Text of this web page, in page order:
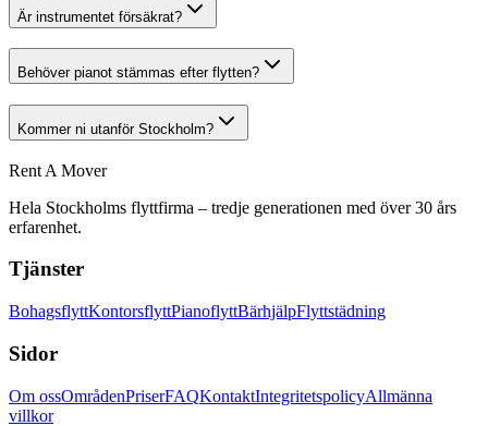
Är instrumentet försäkrat?
Behöver pianot stämmas efter flytten?
Kommer ni utanför Stockholm?
Rent A Mover
Hela Stockholms flyttfirma – tredje generationen med över 30 års
erfarenhet.
Tjänster
BohagsflyttKontorsflyttPianoflyttBärhjälpFlyttstädning
Sidor
Om ossOmrådenPriserFAQKontaktIntegritetspolicyAllmänna
villkor